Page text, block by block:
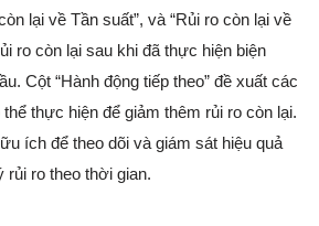
lại về Tần suất”, và “Rủi ro còn lại về
ro còn lại sau khi đã thực hiện biện
Cột “Hành động tiếp theo” đề xuất các
thực hiện để giảm thêm rủi ro còn lại.
ích để theo dõi và giám sát hiệu quả
rủi ro theo thời gian.